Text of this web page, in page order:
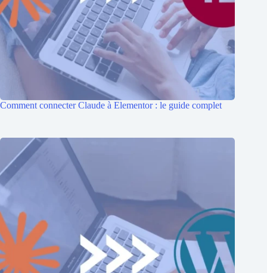
Comment connecter Claude à Elementor : le guide complet